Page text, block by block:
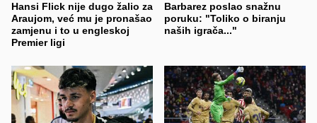
Hansi Flick nije dugo žalio za
Araujom, već mu je pronašao
zamjenu i to u engleskoj
Premier ligi
Barbarez poslao snažnu
poruku: "Toliko o biranju
naših igrača..."